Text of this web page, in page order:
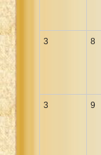
3 8
3 9